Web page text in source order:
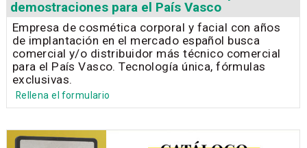
demostraciones para el País Vasco
Empresa de cosmética corporal y facial con años
de implantación en el mercado español busca
comercial y/o distribuidor más técnico comercial
para el País Vasco. Tecnología única, fórmulas
exclusivas.
Rellena el formulario